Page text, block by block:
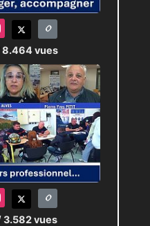
8.464 vues
3.582 vues